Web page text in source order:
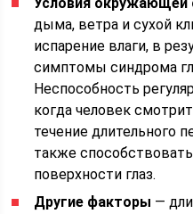
дыма, ветра и сухой
испарение влаги, в
симптомы синдрома
Неспособность
когда человек
течение длительного
также
поверхности глаз.
Другие факторы —